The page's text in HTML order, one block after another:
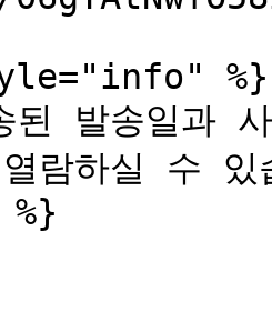
%}
된 발송일과
람하실 수 있